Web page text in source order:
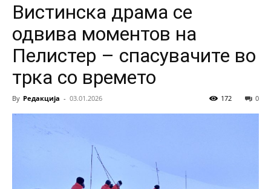
Вистинска драма се
одвива моментов на
Пелистер – спасувачите во
трка со времето
By Редакција - 03.01.2026 0
172